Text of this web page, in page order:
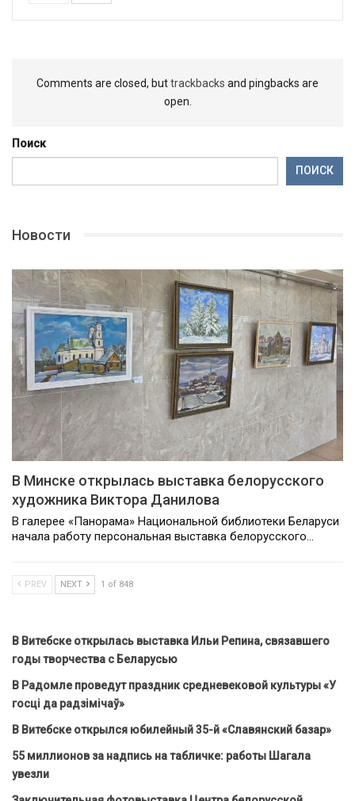
Comments are closed, buttrackbacks and pingbacks are
open.
Поиск
ПОИСК
Новости
В Минске открылась выставка белорусского
художника Виктора Данилова
В галерее «Панорама» Национальной библиотеки Беларуси
начала работу персональная выставка белорусского…
PREV NEXT 1 of 848
В Витебске открылась выставка Ильи Репина, связавшего
годы творчества с Беларусью
В Радомле проведут праздник средневековой культуры «У
госці да радзімічаў»
В Витебске открылся юбилейный 35-й «Славянский базар»
55 миллионов за надпись на табличке: работы Шагала
увезли